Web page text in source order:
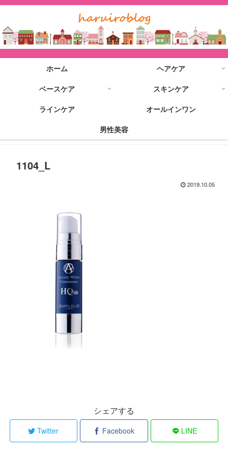
ホーム
ヘアケア
ベースケア
スキンケア
ラインケア
オールインワン
男性美容
1104_L
2019.10.05
シェアする
Twitter Facebook LINE